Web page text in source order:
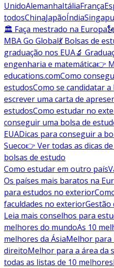
UnidoAlemanhaItáliaFrança
todosChinaJapãoÍndia
🏛 Faça mestrado na Europa
MBA Go Global💃 Bolsas de
graduação nos EUA🔬
engenharia e matemática👉
educations.comComo
estudosComo se candidatar
escrever uma carta de
estudosComo estudar no
conseguir uma bolsa de
EUADicas para conseguir a
Sueco👉 Ver todas as dicas
bolsas de estudo
Como estudar em outro país
Os países mais baratos na
para estudos no exterior
faculdades no exterior
Leia mais conselhos para
melhores do mundoAs 10
melhores da ÁsiaMelhor para
direitoMelhor para a área da
todas as listas de 10 melhores